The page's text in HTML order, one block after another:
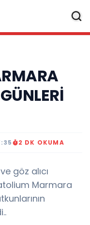
2 DK OKUMA
göz alıcı
Marmara